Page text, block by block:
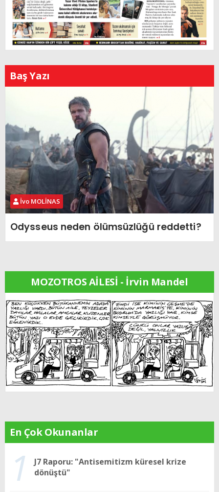
Baş Yazı
İvo MOLİNAS
Odysseus neden ölümsüzlüğü reddetti?
MOZOTROS AİLESİ - İrvin Mandel
En Çok Okunanlar
1
J7 Raporu: "Antisemitizm küresel krize
dönüştü"